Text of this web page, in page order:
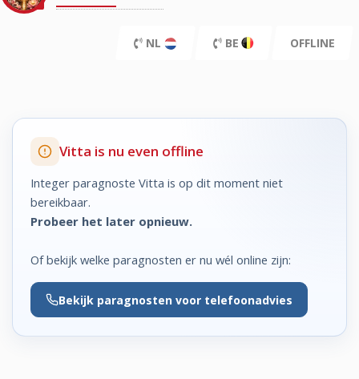
NL BE OFFLINE
Vitta is nu even offline
Integer paragnoste Vitta is op dit moment niet
bereikbaar.
Probeer het later opnieuw.
Of bekijk welke paragnosten er nu wél online zijn:
Bekijk paragnosten voor telefoonadvies